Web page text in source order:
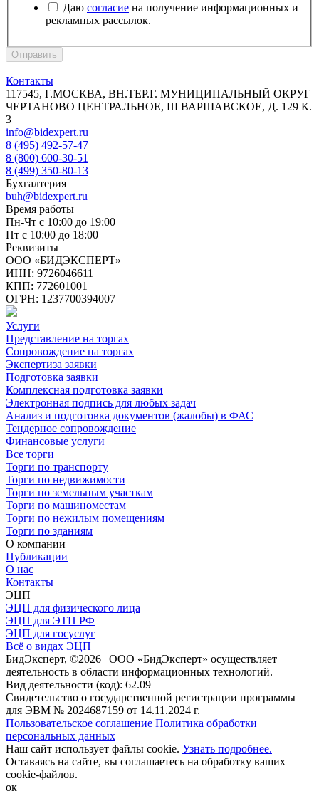
Даю согласие на получение информационных и
рекламных рассылок.
Отправить
Контакты
117545, Г.МОСКВА, ВН.ТЕР.Г. МУНИЦИПАЛЬНЫЙ ОКРУГ
ЧЕРТАНОВО ЦЕНТРАЛЬНОЕ, Ш ВАРШАВСКОЕ, Д. 129 К.
3
info@bidexpert.ru
8 (495) 492-57-47
8 (800) 600-30-51
8 (499) 350-80-13
Бухгалтерия
buh@bidexpert.ru
Время работы
Пн-Чт с 10:00 до 19:00
Пт с 10:00 до 18:00
Реквизиты
ООО «БИДЭКСПЕРТ»
ИНН: 9726046611
КПП: 772601001
ОГРН: 1237700394007
Услуги
Представление на торгах
Сопровождение на торгах
Экспертиза заявки
Подготовка заявки
Комплексная подготовка заявки
Электронная подпись для любых задач
Анализ и подготовка документов (жалобы) в ФАС
Тендерное сопровождение
Финансовые услуги
Все торги
Торги по транспорту
Торги по недвижимости
Торги по земельным участкам
Торги по машиноместам
Торги по нежилым помещениям
Торги по зданиям
О компании
Публикации
О нас
Контакты
ЭЦП
ЭЦП для физического лица
ЭЦП для ЭТП РФ
ЭЦП для госуслуг
Всё о видах ЭЦП
БидЭксперт, ©2026 | ООО «БидЭксперт» осуществляет
деятельность в области информационных технологий.
Вид деятельности (код): 62.09
Свидетельство о государственной регистрации программы
для ЭВМ № 2024687159 от 14.11.2024 г.
Пользовательское соглашение Политика обработки
персональных данных
Наш сайт использует файлы cookie. Узнать подробнее.
Оставаясь на сайте, вы соглашаетесь на обработку ваших
cookie-файлов.
ок